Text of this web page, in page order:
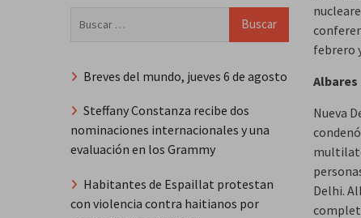
febrero
Nueva
Delhi.
Breves del mundo, jueves 6 de agosto
Steffany Constanza recibe dos
nominaciones internacionales y una
evaluación en los Grammy
Habitantes de Espaillat protestan
con violencia contra haitianos por